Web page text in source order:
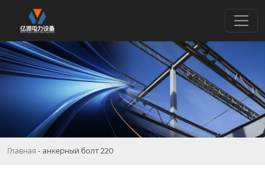
Главная - анкерный болт 220